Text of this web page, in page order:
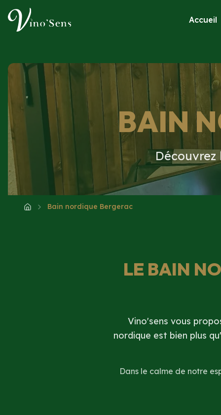
Accueil
BAIN
Bain nordique Bergerac
LE BAIN
Vino'sens vous
nordique est bien plus
Dans le calme de notre